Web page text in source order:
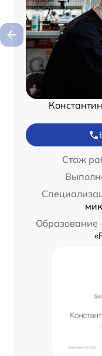
Стаж
Образование